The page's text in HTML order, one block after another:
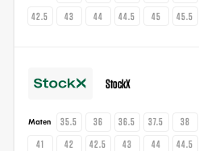
42.5
43 44 44.5 45 45.5
StockX
Maten 35.5 36 36.5 37.5 38
41
42 42.5 43 44 44.5